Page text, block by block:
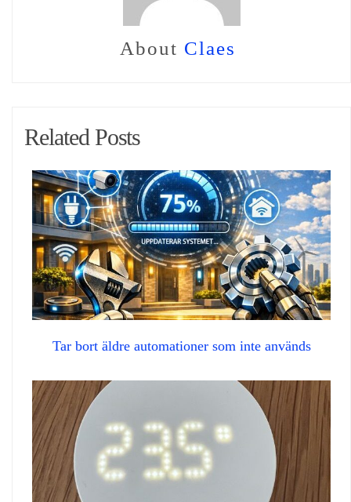
About Claes
Related Posts
Tar bort äldre automationer som inte används